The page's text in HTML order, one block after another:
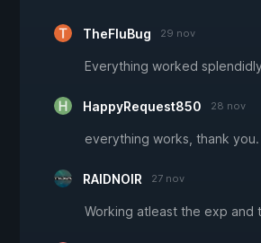
TheFluBug 29 nov
Everything worked
HappyRequest850 28 nov
everything works, thank you.
RAIDNOIR 27 nov
Working atleast the exp and